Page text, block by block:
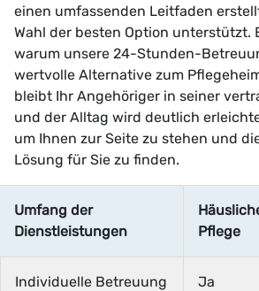
einen umfassenden Leitfaden
Wahl der besten Option unterstützt.
warum unsere 24-Stunden-
wertvolle Alternative zum
bleibt Ihr Angehöriger in seiner
und der Alltag wird deutlich
um Ihnen zur Seite zu stehen und
Lösung für Sie zu finden.
Umfang der
Dienstleistungen
Pflege
Individuelle Betreuung
Ja